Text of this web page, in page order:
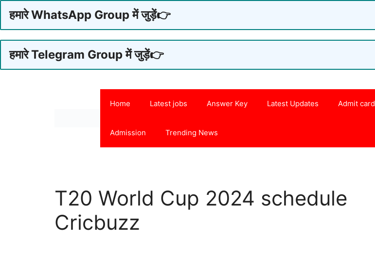
हमारे WhatsApp Group में जुड़ें👉
हमारे Telegram Group में जुड़ें👉
Home Latest jobs Answer Key Latest Updates Admit card
Admission Trending News
T20 World Cup 2024 schedule
Cricbuzz